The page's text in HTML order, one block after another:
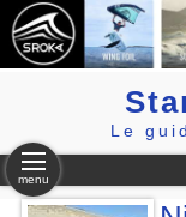
Le
menu